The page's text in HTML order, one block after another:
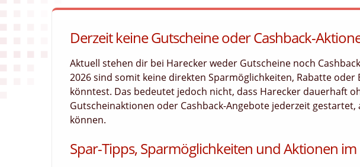
Derzeit keine Gutscheine oder Cashback-
Aktuell stehen dir bei Harecker weder Gutscheine noch
2026 sind somit keine direkten Sparmöglichkeiten, Rabatte
könntest. Das bedeutet jedoch nicht, dass Harecker dauerhaft
Gutscheinaktionen oder Cashback-Angebote jederzeit
können.
Spar-Tipps, Sparmöglichkeiten und Aktionen